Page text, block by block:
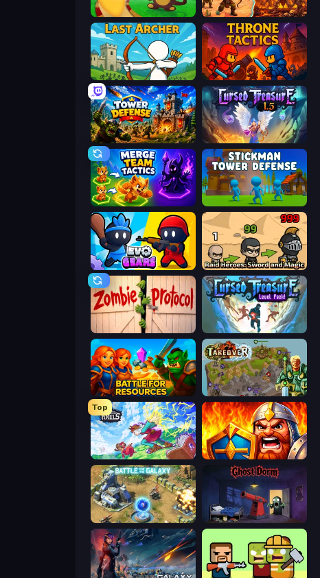
Bloons Tower Defense Last Bastion
Last Archer Throne Tactics
Tower Defense Cursed Treasure 1.5
Merge Team Tactics
Evo Gears Raid Heroes: Sword and Magic
Zombie Protocol Cursed Treasure Level Pack
Battle for Resources Takeover
Top
Kingdom of Pixels WarLink: Crown & Clash
Battle for the Galaxy Ghost Dorm